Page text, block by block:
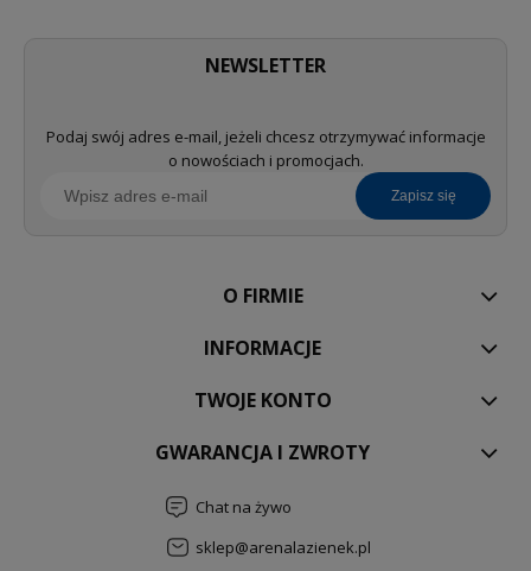
NEWSLETTER
Podaj swój adres e-mail, jeżeli chcesz otrzymywać informacje
o nowościach i promocjach.
zapisz się
O FIRMIE
INFORMACJE
TWOJE KONTO
GWARANCJA I ZWROTY
Chat na żywo
sklep@arenalazienek.pl